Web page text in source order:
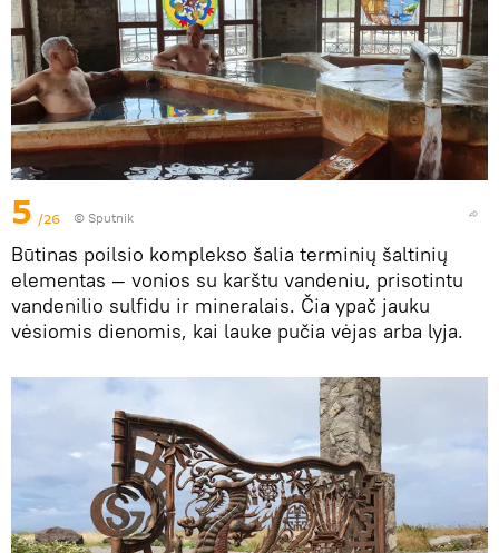
5 /26 © Sputnik
Būtinas poilsio komplekso šalia terminių šaltinių
elementas — vonios su karštu vandeniu, prisotintu
vandenilio sulfidu ir mineralais. Čia ypač jauku
vėsiomis dienomis, kai lauke pučia vėjas arba lyja.